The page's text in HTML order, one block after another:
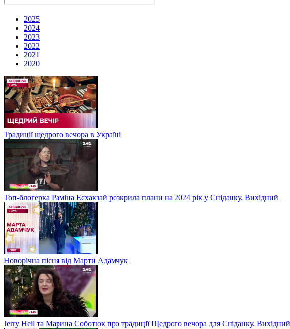
2025
2024
2023
2022
2021
2020
Традиції щедрого вечора в Україні
Топ-блогерка Раміна Есхакзай розкрила плани на 2024 рік у Сніданку. Вихідний
Новорічна пісня від Марти Адамчук
Jerry Heil та Марина Соботюк про традиції Щедрого вечора для Сніданку. Вихідний